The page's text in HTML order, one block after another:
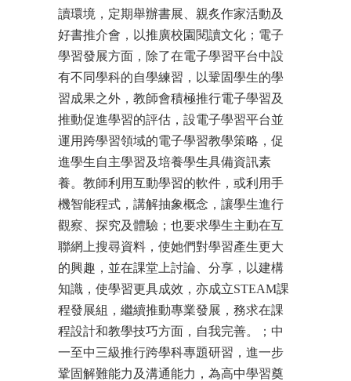
讀環境，定期舉辦書展、親炙作家活動及
好書推介會，以推廣校園閱讀文化；電子
學習發展方面，除了在電子學習平台中設
有不同學科的自學練習，以鞏固學生的學
習成果之外，教師會積極推行電子學習及
推動促進學習的評估，設電子學習平台並
運用跨學習領域的電子學習教學策略，促
進學生自主學習及培養學生具備資訊素
養。教師利用互動學習的軟件，或利用手
機智能程式，講解抽象概念，讓學生進行
觀察、探究及體驗；也要求學生主動在互
聯網上搜尋資料，使她們對學習產生更大
的興趣，並在課堂上討論、分享，以建構
知識，使學習更具成效，亦成立STEAM課
程發展組，繼續推動專業發展，務求在課
程設計和教學技巧方面，自我完善。；中
一至中三級推行跨學科專題研習，進一步
鞏固解難能力及溝通能力，為高中學習奠